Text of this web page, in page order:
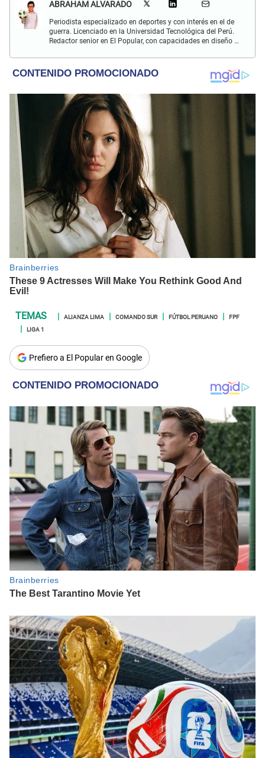
ABRAHAM ALVARADO
Periodista especializado en deportes y con interés en el de
guerra. Licenciado en la Universidad Tecnológica del Perú.
Redactor senior en El Popular, con capacidades en diseño y
cultural.
ALIANZA LIMA COMANDO SUR FÚTBOL PERUANO
FPF
LIGA 1
Prefiero a El Popular en Google